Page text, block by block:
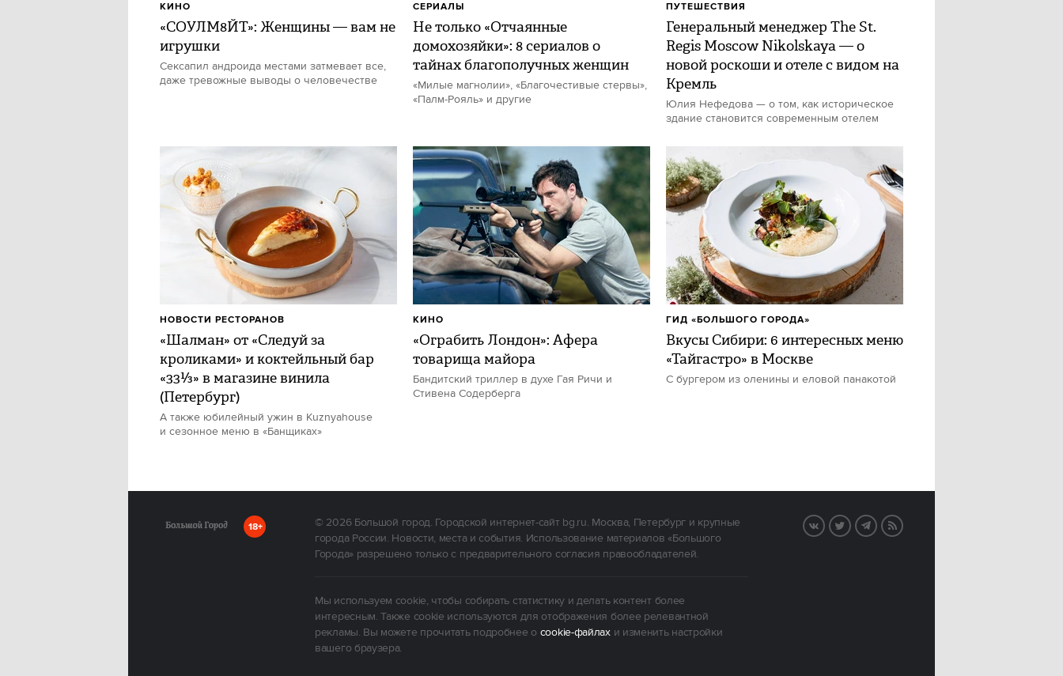
«СОУЛМ8ЙТ»: Женщины — вам не
игрушки
Сексапил андроида местами затмевает все,
даже тревожные выводы о человечестве
КИНО
Не только «Отчаянные
домохозяйки»: 8 сериалов о
тайнах благополучных женщин
«Милые магнолии», «Благочестивые стервы»,
«Палм-Рояль» и другие
СЕРИАЛЫ
Генеральный менеджер The St.
Regis Moscow Nikolskaya — о
новой роскоши и отеле с видом на
Кремль
Юлия Нефедова — о том, как историческое
здание становится современным отелем
ПУТЕШЕСТВИЯ
«Шалман» от «Следуй за
кроликами» и коктейльный бар
«33⅓» в магазине винила
(Петербург)
А также юбилейный ужин в Kuznyahouse
и сезонное меню в «Банщиках»
НОВОСТИ РЕСТОРАНОВ
«Ограбить Лондон»: Афера
товарища майора
Бандитский триллер в духе Гая Ричи и
Стивена Содерберга
КИНО
Вкусы Сибири: 6 интересных меню
«Тайгастро» в Москве
С бургером из оленины и еловой панакотой
ГИД «БОЛЬШОГО ГОРОДА»
18+ © 2026Большой город. Городской интернет-сайт bg.ru. Москва, Петербург и крупные
города России. Новости, места и события. Использование материалов «Большого
Города» разрешено только с предварительного согласия правообладателей.
Мы используем cookie, чтобы собирать статистику и делать контент более
интересным. Также cookie используются для отображения более релевантной
рекламы. Вы можете прочитать подробнее о cookie-файлахи изменить настройки
вашего браузера.
VK TwitterTelegram
RSS